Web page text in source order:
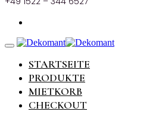
STARTSEITE
PRODUKTE
MIETKORB
CHECKOUT